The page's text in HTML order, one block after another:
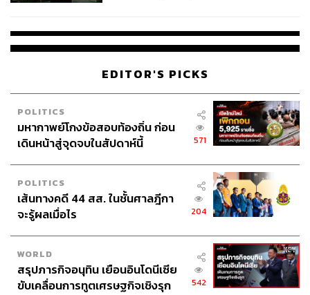
EDITOR'S PICKS
POLITICS
มหากาพย์โกงข้อสอบท้องถิ่น ก่อน
เดินหน้าสู่จุดจบในสัปดาห์นี้
571
POLITICS
เส้นทางคดี 44 สส. ในชั้นศาลฎีกา
จะรู้ผลเมื่อไร
204
WORLD
สรุปภารกิจอนุทิน เยือนอินโดนีเซีย
ขับเคลื่อนการทูตเศรษฐกิจเชิงรุก
542